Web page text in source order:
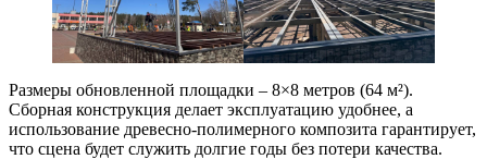
Размеры обновленной площадки – 8×8 метров (64 м²).
Сборная конструкция делает эксплуатацию удобнее, а
использование древесно-полимерного композита гарантирует,
что сцена будет служить долгие годы без потери качества.